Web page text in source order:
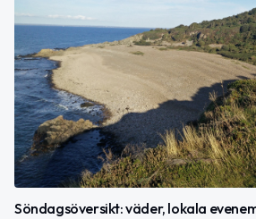
Söndagsöversikt: väder, lokala